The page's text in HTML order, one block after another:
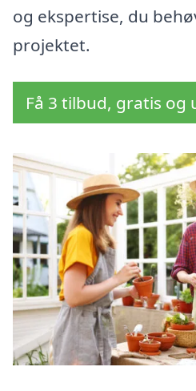
og ekspertise, du
projektet.
Få 3 tilbud, gratis